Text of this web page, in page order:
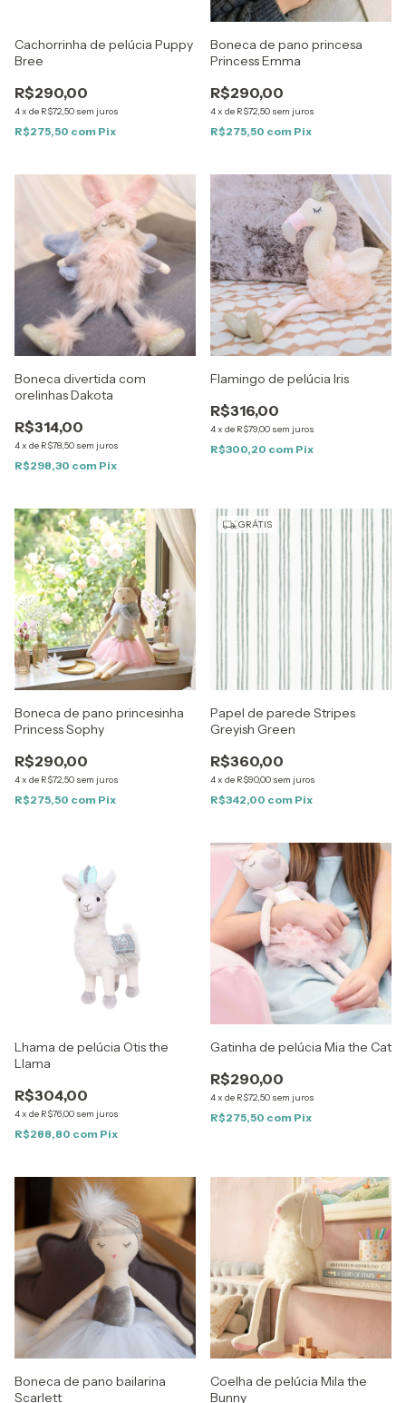
Cachorrinha de pelúcia Puppy
Bree
R$290,00
4x de R$72,50 sem juros
R$275,50 com Pix
Boneca de pano princesa
Princess Emma
R$290,00
4x de R$72,50 sem juros
R$275,50 com Pix
Boneca divertida com
orelinhas Dakota
R$314,00
4x de R$78,50 sem juros
R$298,30 com Pix
Flamingo de pelúcia Iris
R$316,00
4x de R$79,00 sem juros
R$300,20 com Pix
Boneca de pano princesinha
Princess Sophy
R$290,00
4x de R$72,50 sem juros
R$275,50 com Pix
GRÁTIS
Papel de parede Stripes
Greyish Green
R$360,00
4x de R$90,00 sem juros
R$342,00 com Pix
Lhama de pelúcia Otis the
Llama
R$304,00
4x de R$76,00 sem juros
R$288,80 com Pix
Gatinha de pelúcia Mia the Cat
R$290,00
4x de R$72,50 sem juros
R$275,50 com Pix
Boneca de pano bailarina
Scarlett
Coelha de pelúcia Mila the
Bunny